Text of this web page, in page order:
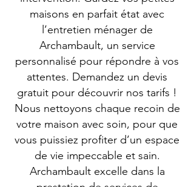
maisons en parfait état avec
l’entretien ménager de
Archambault, un service
personnalisé pour répondre à vos
attentes. Demandez un devis
gratuit pour découvrir nos tarifs !
Nous nettoyons chaque recoin de
votre maison avec soin, pour que
vous puissiez profiter d’un espace
de vie impeccable et sain.
Archambault excelle dans la